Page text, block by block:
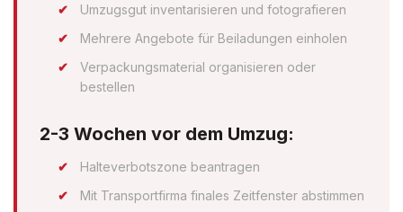
Umzugsgut inventarisieren und fotografieren
Mehrere Angebote für Beiladungen einholen
Verpackungsmaterial organisieren oder
bestellen
2-3 Wochen vor dem Umzug:
Halteverbotszone beantragen
Mit Transportfirma finales Zeitfenster abstimmen